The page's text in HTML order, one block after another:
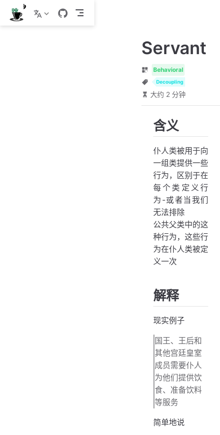
跳
至
Servant
Behavioral
Decoupling
大约 2 分钟
含义
仆人类被用于向
一组类提供一些
行为，区别于在
每个类定义行
为-或者当我们
无法排除
公共父类中的这
种行为，这些行
为在仆人类被定
义一次
解释
现实例子
国王、王后和
其他宫廷皇室
成员需要仆人
为他们提供饮
食、准备饮料
等服务
简单地说